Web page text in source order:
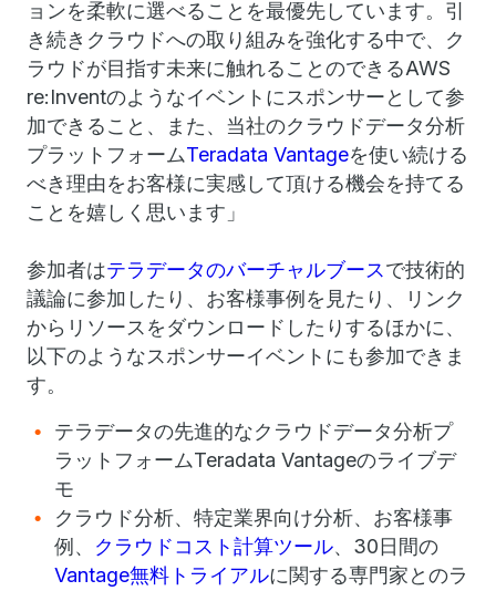
ョンを柔軟に選べることを最優先しています。引
き続きクラウドへの取り組みを強化する中で、ク
ラウドが目指す未来に触れることのできるAWS
re:Inventのようなイベントにスポンサーとして参
加できること、また、当社のクラウドデータ分析
プラットフォームTeradata Vantageを使い続ける
べき理由をお客様に実感して頂ける機会を持てる
ことを嬉しく思います」
参加者はテラデータのバーチャルブースで技術的
議論に参加したり、お客様事例を見たり、リンク
からリソースをダウンロードしたりするほかに、
以下のようなスポンサーイベントにも参加できま
す。
テラデータの先進的なクラウドデータ分析プ
ラットフォームTeradata Vantageのライブデ
モ
クラウド分析、特定業界向け分析、お客様事
例、 クラウドコスト計算ツール、30日間の
Vantage無料トライアルに関する専門家とのラ